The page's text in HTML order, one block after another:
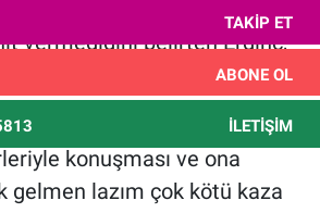
ve arkadaşlarının 112
vermediğini belirten Erdinç,
ifadeleri kullandı:
kazadan dolayı
konuşması ve ona
gelmen lazım çok kötü kaza
TAKIP ET
ABONE OL
İLETIŞIM